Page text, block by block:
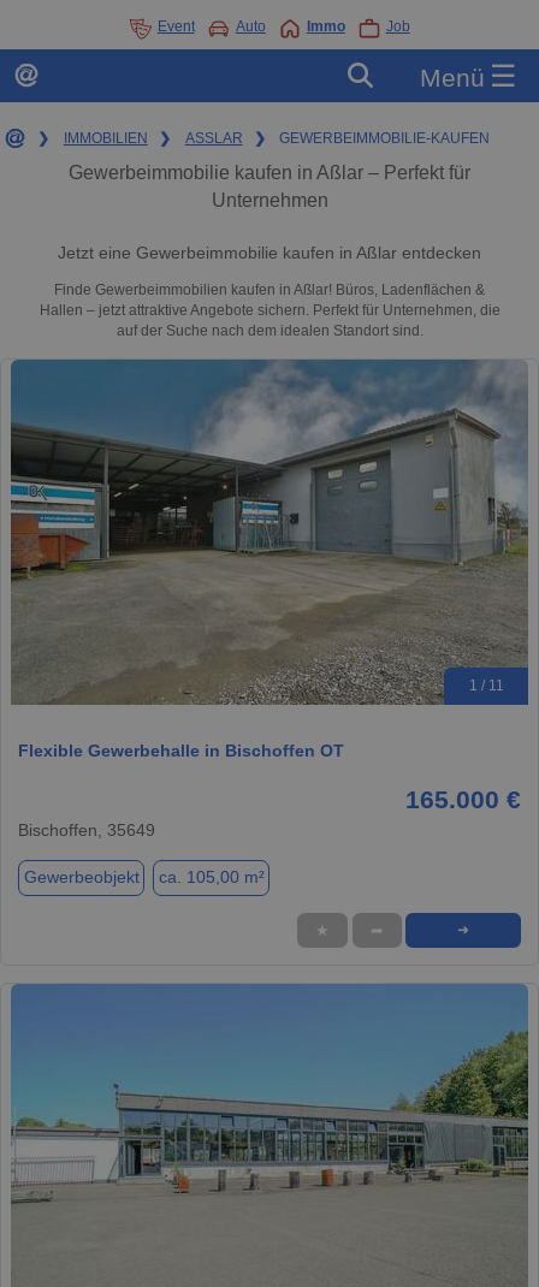
Event Auto Immo Job
Menü ☰
❯ IMMOBILIEN ❯ ASSLAR ❯ GEWERBEIMMOBILIE-KAUFEN
Gewerbeimmobilie kaufen in Aßlar – Perfekt für
Unternehmen
Jetzt eine Gewerbeimmobilie kaufen in Aßlar entdecken
Finde Gewerbeimmobilien kaufen in Aßlar! Büros, Ladenflächen &
Hallen – jetzt attraktive Angebote sichern. Perfekt für Unternehmen, die
auf der Suche nach dem idealen Standort sind.
1 / 11
Flexible Gewerbehalle in Bischoffen OT
165.000 €
Bischoffen, 35649
Gewerbeobjekt ca. 105,00 m²
★ ➦ ➜